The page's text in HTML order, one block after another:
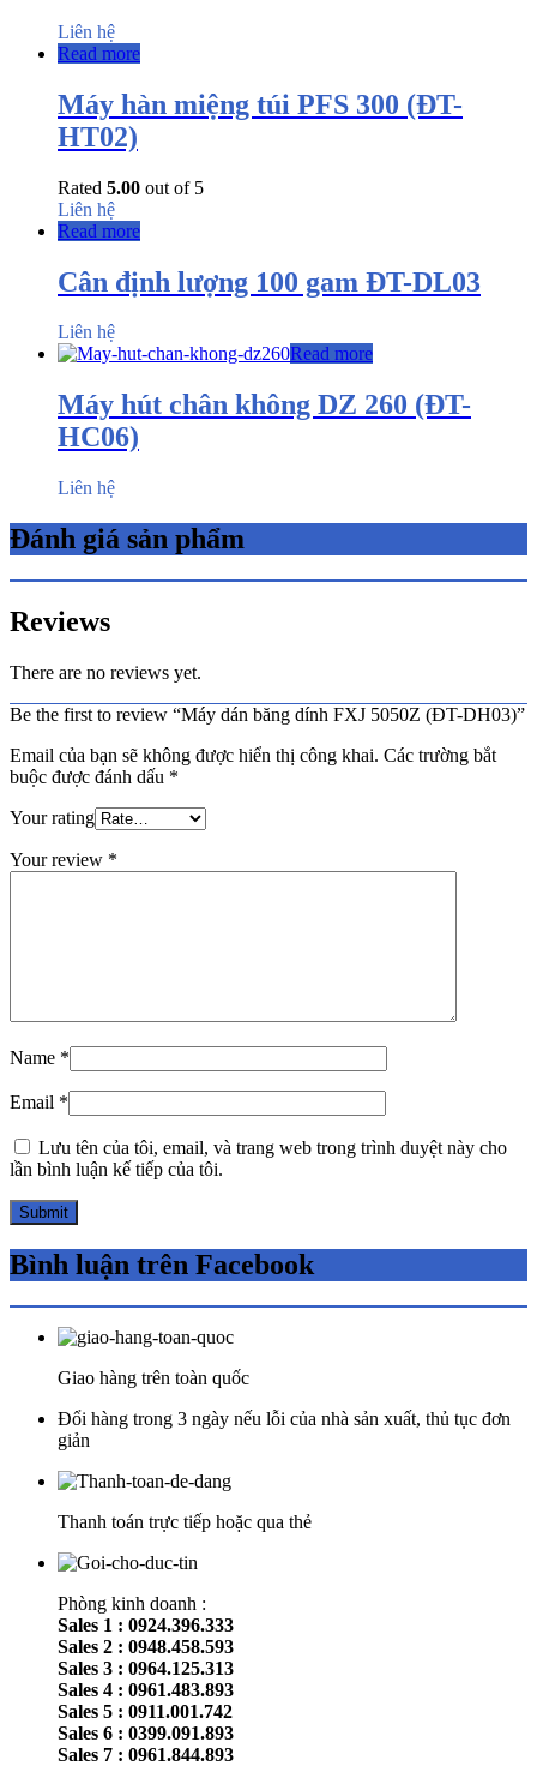
Liên hệ
Read more
Máy hàn miệng túi PFS 300 (ĐT-
HT02)
Rated 5.00 out of 5
Liên hệ
Read more
Cân định lượng 100 gam ĐT-DL03
Liên hệ
Read more
Máy hút chân không DZ 260 (ĐT-
HC06)
Liên hệ
Đánh giá sản phẩm
Reviews
There are no reviews yet.
Be the first to review “Máy dán băng dính FXJ 5050Z (ĐT-DH03)”
Email của bạn sẽ không được hiển thị công khai. Các trường bắt
buộc được đánh dấu *
Your rating
Your review *
Name *
Email *
Lưu tên của tôi, email, và trang web trong trình duyệt này cho
lần bình luận kế tiếp của tôi.
Bình luận trên Facebook
Giao hàng trên toàn quốc
Đổi hàng trong 3 ngày nếu lỗi của nhà sản xuất, thủ tục đơn
giản
Thanh toán trực tiếp hoặc qua thẻ
Phòng kinh doanh :
Sales 1 : 0924.396.333
Sales 2 : 0948.458.593
Sales 3 : 0964.125.313
Sales 4 : 0961.483.893
Sales 5 : 0911.001.742
Sales 6 : 0399.091.893
Sales 7 : 0961.844.893